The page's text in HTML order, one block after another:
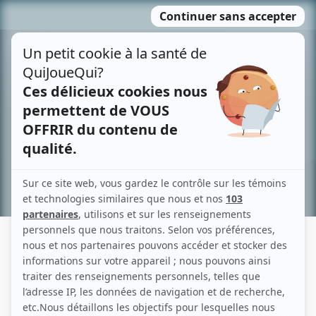
MENU
contenu
Recherche avancée »
MAGGIE LEIGH
Liens
Fiche de Maggie Leigh sur Showbizz.net